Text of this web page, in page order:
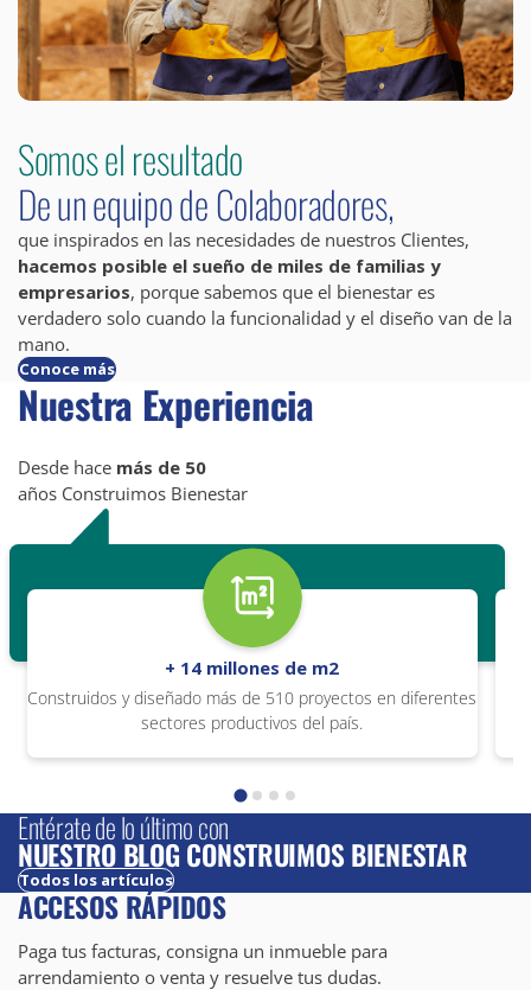
Somos el resultado
De un equipo de Colaboradores,
que inspirados en las necesidades de nuestros Clientes,
hacemos posible el sueño de miles de familias y
empresarios, porque sabemos que el bienestar es
verdadero solo cuando la funcionalidad y el diseño van de la
mano.
Conoce más
Nuestra Experiencia
Desde hace más de 50
años Construimos Bienestar
+ 14 millones de m2
Construidos y diseñado más de 510 proyectos en diferentes
sectores productivos del país.
Entérate de lo último con
NUESTRO BLOG CONSTRUIMOS BIENESTAR
Todos los artículos
ACCESOS RÁPIDOS
Paga tus facturas, consigna un inmueble para
arrendamiento o venta y resuelve tus dudas.